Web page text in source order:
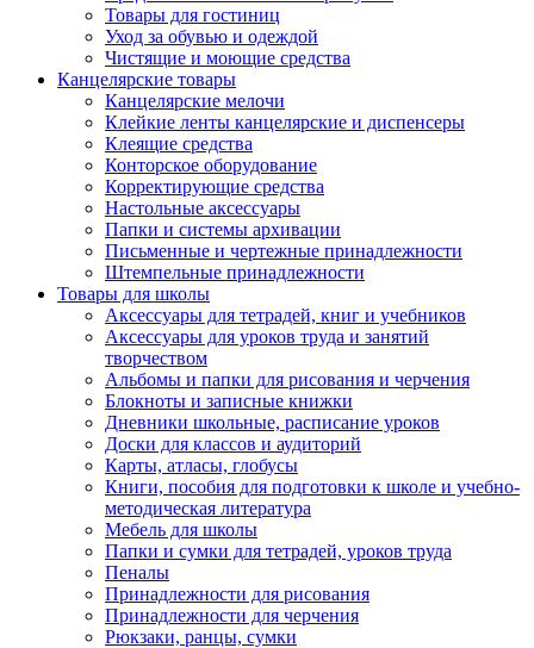
Товары для гостиниц
Уход за обувью и одеждой
Чистящие и моющие средства
Канцелярские товары
Канцелярские мелочи
Клейкие ленты канцелярские и диспенсеры
Клеящие средства
Конторское оборудование
Корректирующие средства
Настольные аксессуары
Папки и системы архивации
Письменные и чертежные принадлежности
Штемпельные принадлежности
Товары для школы
Аксессуары для тетрадей, книг и учебников
Аксессуары для уроков труда и занятий
творчеством
Альбомы и папки для рисования и черчения
Блокноты и записные книжки
Дневники школьные, расписание уроков
Доски для классов и аудиторий
Карты, атласы, глобусы
Книги, пособия для подготовки к школе и учебно-
методическая литература
Мебель для школы
Папки и сумки для тетрадей, уроков труда
Пеналы
Принадлежности для рисования
Принадлежности для черчения
Рюкзаки, ранцы, сумки